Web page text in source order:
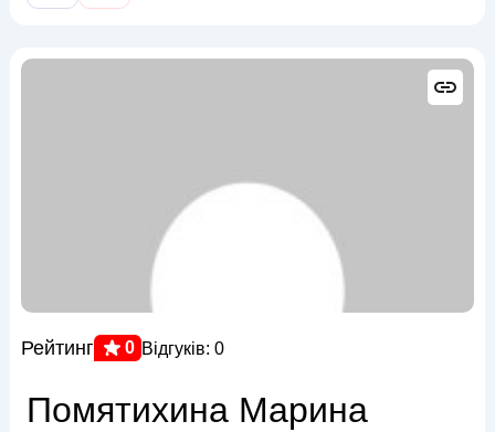
Рейтинг 0 Відгуків: 0
Помятихина Марина